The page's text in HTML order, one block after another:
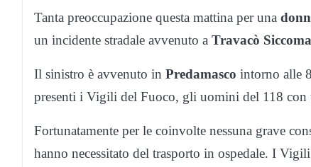
Tanta preoccupazione questa mattina per una
un incidente stradale avvenuto a Travacò
Il sinistro è avvenuto in Predamasco intorno alle
presenti i Vigili del Fuoco, gli uomini del 118 con
Fortunatamente per le coinvolte nessuna grave
hanno necessitato del trasporto in ospedale. I